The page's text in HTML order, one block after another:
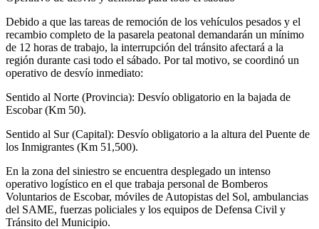
Debido a que las tareas de remoción de los vehículos pesados y el
recambio completo de la pasarela peatonal demandarán un mínimo
de 12 horas de trabajo, la interrupción del tránsito afectará a la
región durante casi todo el sábado. Por tal motivo, se coordinó un
operativo de desvío inmediato:
Sentido al Norte (Provincia): Desvío obligatorio en la bajada de
Escobar (Km 50).
Sentido al Sur (Capital): Desvío obligatorio a la altura del Puente de
los Inmigrantes (Km 51,500).
En la zona del siniestro se encuentra desplegado un intenso
operativo logístico en el que trabaja personal de Bomberos
Voluntarios de Escobar, móviles de Autopistas del Sol, ambulancias
del SAME, fuerzas policiales y los equipos de Defensa Civil y
Tránsito del Municipio.